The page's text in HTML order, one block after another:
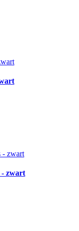
- zwart